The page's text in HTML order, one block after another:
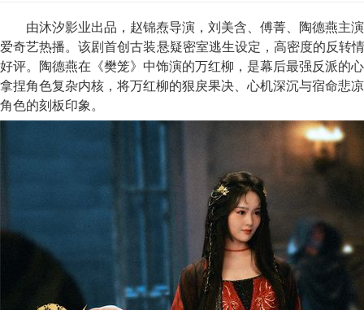
由沐汐影业出品，赵锦焘导演，刘美含、傅菁、陶德燕主
爱奇艺热播。该剧首创古装悬疑密室逃生设定，高密度的反转
好评。陶德燕在《樊笼》中饰演的万红柳，是幕后最强反派的
拿捏角色复杂内核，将万红柳的狠戾果决、心机深沉与宿命悲
角色的刻板印象。